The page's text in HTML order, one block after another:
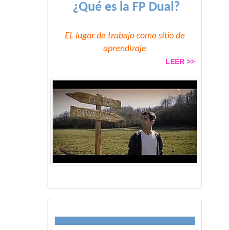
¿Qué es la FP Dual?
EL lugar de trabajo como sitio de
aprendizaje
LEER >>